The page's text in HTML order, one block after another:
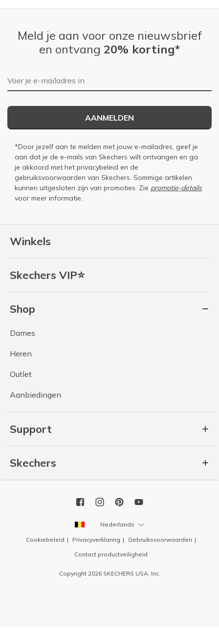
Winkels
Skechers VIP⭐
Shop
Dames
Heren
Outlet
Aanbiedingen
Support
Skechers
Meld je aan voor onze nieuwsbrief
en ontvang 20% korting*
E-mailadres
AANMELDEN
*Door jezelf aan te melden met jouw e-mailadres, geef je
aan dat je de e-mails van Skechers wilt ontvangen en ga
je akkoord met het privacybeleid en de
gebruiksvoorwaarden van Skechers. Sommige artikelen
kunnen uitgesloten zijn van promoties. Zie promotie-details
voor meer informatie.
Nederlands
Cookiebeleid Privacyverklaring
Gebruiksvoorwaarden
Contact productveiligheid
Copyright 2026 SKECHERS USA, Inc.